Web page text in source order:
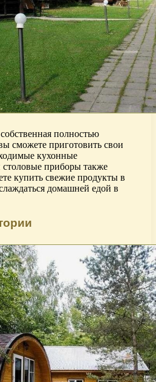
полностью
сможете приготовить свои
кухонные
приборы также
купить свежие продукты в
домашней едой в